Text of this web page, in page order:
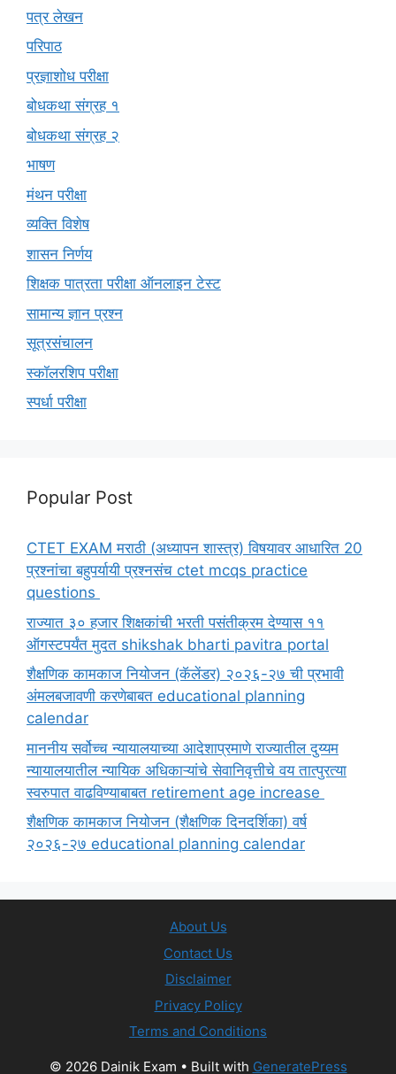
पत्र लेखन
परिपाठ
प्रज्ञाशोध परीक्षा
बोधकथा संग्रह १
बोधकथा संग्रह २
भाषण
मंथन परीक्षा
व्यक्ति विशेष
शासन निर्णय
शिक्षक पात्रता परीक्षा ऑनलाइन टेस्ट
सामान्य ज्ञान प्रश्न
सूत्रसंचालन
स्कॉलरशिप परीक्षा
स्पर्धा परीक्षा
Popular Post
CTET EXAM मराठी (अध्यापन शास्त्र) विषयावर आधारित 20
प्रश्नांचा बहुपर्यायी प्रश्नसंच ctet mcqs practice
questions
राज्यात ३० हजार शिक्षकांची भरती पसंतीक्रम देण्यास ११
ऑगस्टपर्यंत मुदत shikshak bharti pavitra portal
शैक्षणिक कामकाज नियोजन (कॅलेंडर) २०२६-२७ ची प्रभावी
अंमलबजावणी करणेबाबत educational planning
calendar
माननीय सर्वोच्च न्यायालयाच्या आदेशाप्रमाणे राज्यातील दुय्यम
न्यायालयातील न्यायिक अधिकाऱ्यांचे सेवानिवृत्तीचे वय तात्पुरत्या
स्वरुपात वाढविण्याबाबत retirement age increase
शैक्षणिक कामकाज नियोजन (शैक्षणिक दिनदर्शिका) वर्ष
२०२६-२७ educational planning calendar
About Us
Contact Us
Disclaimer
Privacy Policy
Terms and Conditions
© 2026 Dainik Exam • Built with GeneratePress